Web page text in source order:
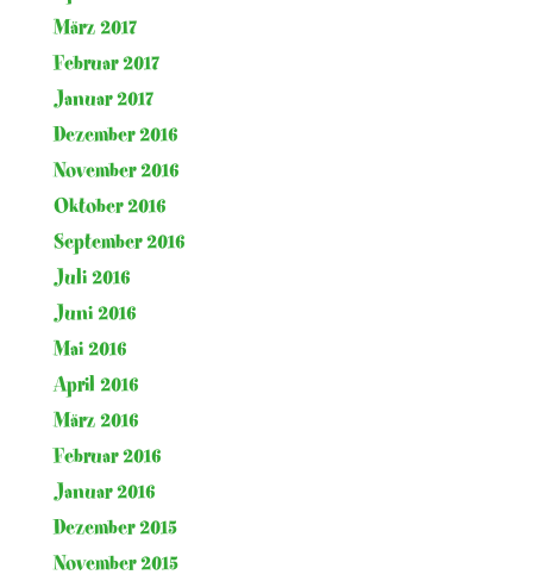
März 2017
Februar 2017
Januar 2017
Dezember 2016
November 2016
Oktober 2016
September 2016
Juli 2016
Juni 2016
Mai 2016
April 2016
März 2016
Februar 2016
Januar 2016
Dezember 2015
November 2015